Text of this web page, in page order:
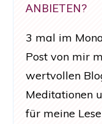
ANBIETEN?
3 mal im
Post von mir
wertvollen
Meditationen
für meine